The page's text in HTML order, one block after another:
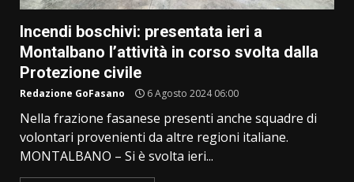
Incendi boschivi: presentata ieri a
Montalbano l’attività in corso svolta dalla
Protezione civile
Redazione GoFasano 6 Agosto 2024 06:00
Nella frazione fasanese presenti anche squadre di
volontari provenienti da altre regioni italiane.
MONTALBANO – Si è svolta ieri...